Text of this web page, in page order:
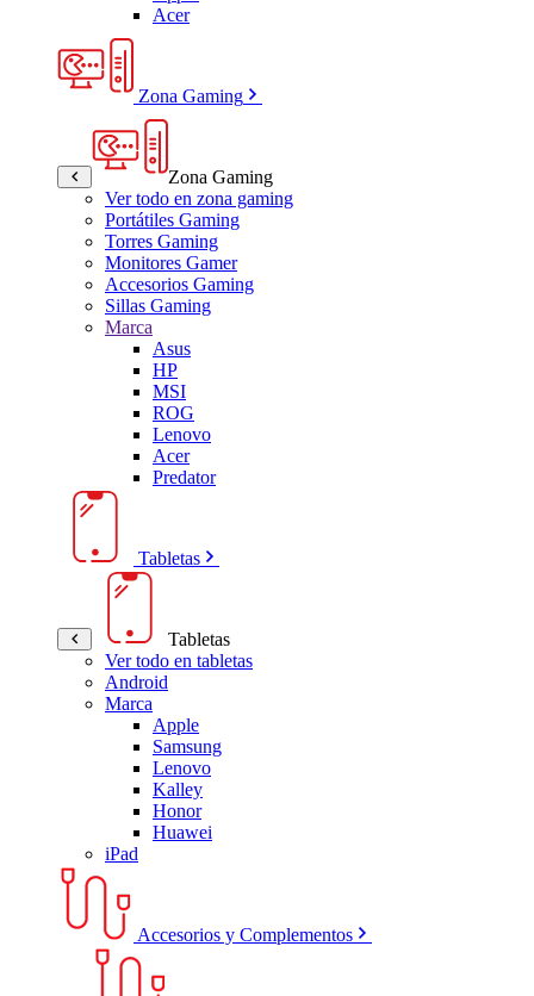
Acer
Zona Gaming
Zona Gaming
Ver todo en zona gaming
Portátiles Gaming
Torres Gaming
Monitores Gamer
Accesorios Gaming
Sillas Gaming
Marca
Asus
HP
MSI
ROG
Lenovo
Acer
Predator
Tabletas
Tabletas
Ver todo en tabletas
Android
Marca
Apple
Samsung
Lenovo
Kalley
Honor
Huawei
iPad
Accesorios y Complementos